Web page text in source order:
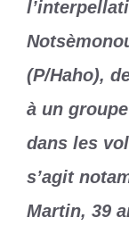
(P/Haho),
à un
dans les
s’agit
Martin, 39